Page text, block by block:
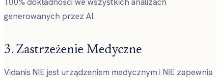
generowanych przez AI.
3. Zastrzeżenie Medyczne
Vidanis NIE jest urządzeniem medycznym i NIE zapewnia